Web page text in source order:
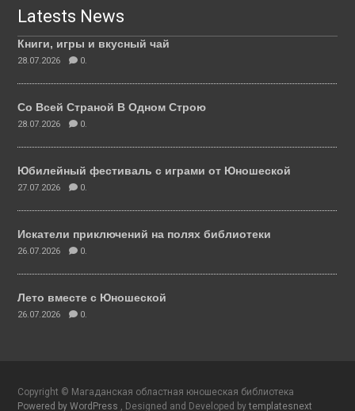
Latests News
Книги, игры и вкусный чай
28.07.2026 0.
Со Всей Страной В Одном Строю
28.07.2026 0.
Юбилейный фестиваль с играми от Юношеской
27.07.2026 0.
Искатели приключений на полях библиотеки
26.07.2026 0.
Лето вместе с Юношеской
26.07.2026 0.
Copyright © Магаданская областная юношеская библиотека
Powered by WordPress
, Designed and Developed bytemplatesnext